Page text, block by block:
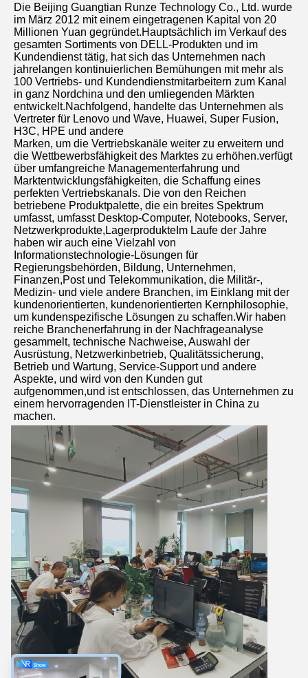
Die Beijing Guangtian Runze Technology Co., Ltd. wurde
im März 2012 mit einem eingetragenen Kapital von 20
Millionen Yuan gegründet.Hauptsächlich im Verkauf des
gesamten Sortiments von DELL-Produkten und im
Kundendienst tätig, hat sich das Unternehmen nach
jahrelangen kontinuierlichen Bemühungen mit mehr als
100 Vertriebs- und Kundendienstmitarbeitern zum Kanal
in ganz Nordchina und den umliegenden Märkten
entwickelt.Nachfolgend, handelte das Unternehmen als
Vertreter für Lenovo und Wave, Huawei, Super Fusion,
H3C, HPE und andere
Marken, um die Vertriebskanäle weiter zu erweitern und
die Wettbewerbsfähigkeit des Marktes zu erhöhen.verfügt
über umfangreiche Managementerfahrung und
Marktentwicklungsfähigkeiten, die Schaffung eines
perfekten Vertriebskanals. Die von den Reichen
betriebene Produktpalette, die ein breites Spektrum
umfasst, umfasst Desktop-Computer, Notebooks, Server,
Netzwerkprodukte,LagerprodukteIm Laufe der Jahre
haben wir auch eine Vielzahl von
Informationstechnologie-Lösungen für
Regierungsbehörden, Bildung, Unternehmen,
Finanzen,Post und Telekommunikation, die Militär-,
Medizin- und viele andere Branchen, im Einklang mit der
kundenorientierten, kundenorientierten Kernphilosophie,
um kundenspezifische Lösungen zu schaffen.Wir haben
reiche Branchenerfahrung in der Nachfrageanalyse
gesammelt, technische Nachweise, Auswahl der
Ausrüstung, Netzwerkinbetrieb, Qualitätssicherung,
Betrieb und Wartung, Service-Support und andere
Aspekte, und wird von den Kunden gut
aufgenommen,und ist entschlossen, das Unternehmen zu
einem hervorragenden IT-Dienstleister in China zu
machen.
7:17 PM
Good day, what product are you looking for?